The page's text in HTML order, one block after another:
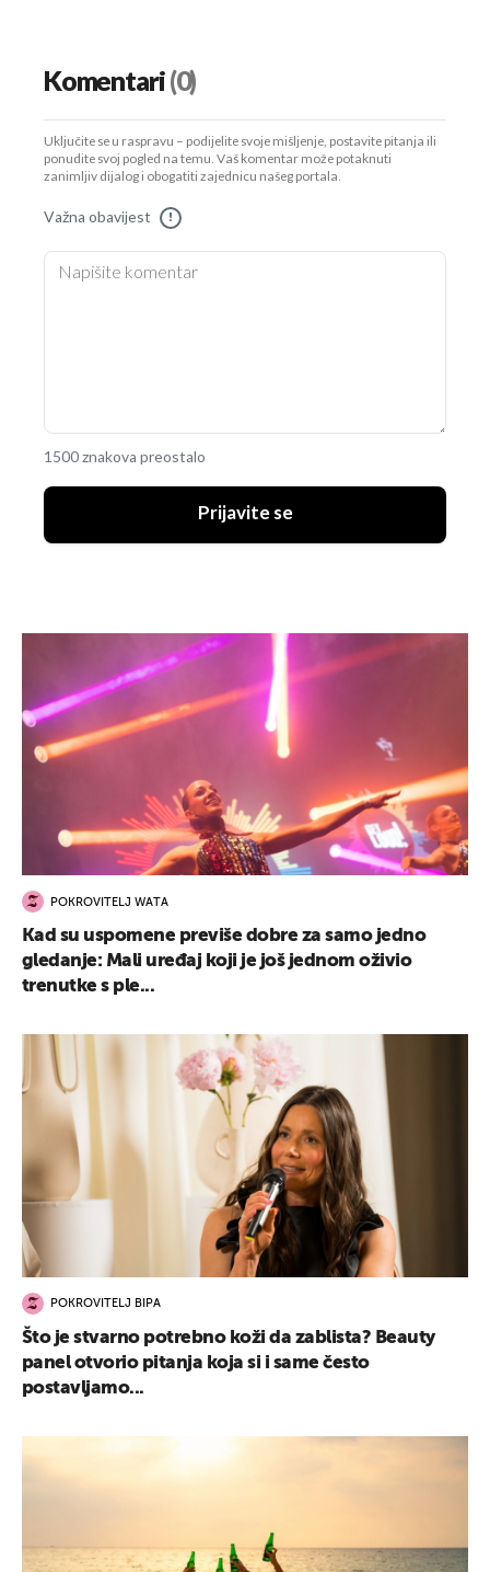
Komentari(0)
Uključite se u raspravu – podijelite svoje mišljenje, postavite pitanja ili
ponudite svoj pogled na temu. Vaš komentar može potaknuti
zanimljiv dijalog i obogatiti zajednicu našeg portala.
Važna obavijest !
1500 znakova preostalo
Prijavite se
POKROVITELJ WATA
Kad su uspomene previše dobre za samo jedno
gledanje: Mali uređaj koji je još jednom oživio
trenutke s ple...
POKROVITELJ BIPA
Što je stvarno potrebno koži da zablista? Beauty
panel otvorio pitanja koja si i same često
postavljamo...